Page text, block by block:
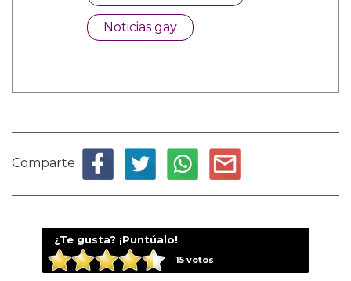
Noticias gay
Comparte
¿Te gusta? ¡Puntúalo!
15votos